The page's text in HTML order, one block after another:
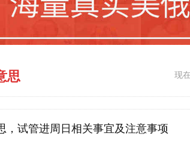
思 现
，试管进周日相关事宜及注意事项